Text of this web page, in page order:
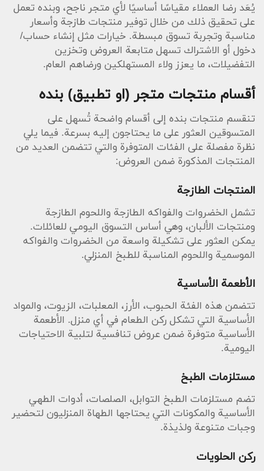
يُعَد رضا العملاء مقياسًا أساسيًا لأي متجر ناجح، وبنده تعمل
على تحقيق ذلك من خلال توفير منتجات طازجة وأسعار
مناسبة وتجربة تسوق مبسطة. خيارات مثل إنشاء حساب/
دخول أو الاشتراك تسهل متابعة العروض وتخزين
التفضيلات، ما يعزز ولاء المستهلكين ورضاهم العام.
أقسام منتجات متجر (او تطبيق) بنده
تنقسم منتجات بنده إلى أقسام واضحة تُسهل على
المتسوقين العثور على ما يحتاجون إليه بسرعة. فيما يلي
نظرة مفصلة على الفئات المتوفرة والتي تتضمن العديد من
المنتجات المذكورة ضمن العروض:
المنتجات الطازجة
تشمل الخضروات والفواكه الطازجة واللحوم الطازجة
ومنتجات الألبان، وهي أساس التسوق اليومي للعائلات.
يمكن العثور على تشكيلة واسعة من الخضروات والفواكه
الموسمية واللحوم المناسبة للطبخ المنزلي.
الأطعمة الأساسية
تتضمن هذه الفئة الحبوب، الأرز، المعلبات، الزيوت، والمواد
الأساسية التي تشكل ركن الطعام في أي منزل. الأطعمة
الأساسية متوفرة ضمن عروض تنافسية لتلبية الاحتياجات
اليومية.
مستلزمات الطبخ
تضم مستلزمات الطبخ التوابل، الصلصات، أدوات الطهي
الأساسية والمكونات التي يحتاجها الطهاة المنزليون لتحضير
وجبات متنوعة ولذيذة.
ركن الحلويات